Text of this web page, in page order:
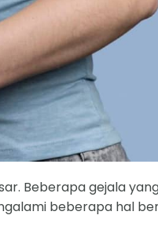
Beberapa gejala
beberapa hal